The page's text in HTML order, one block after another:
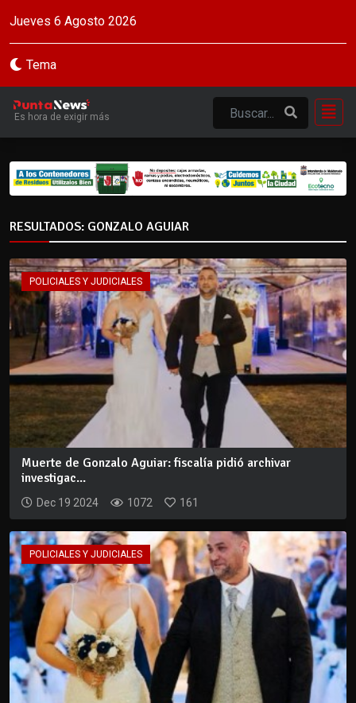
Jueves 6 Agosto 2026
Tema
Es hora de exigir más
RESULTADOS: GONZALO AGUIAR
POLICIALES Y JUDICIALES
Muerte de Gonzalo Aguiar: fiscalía pidió archivar
investigac...
Dec 19 2024 1072 161
POLICIALES Y JUDICIALES